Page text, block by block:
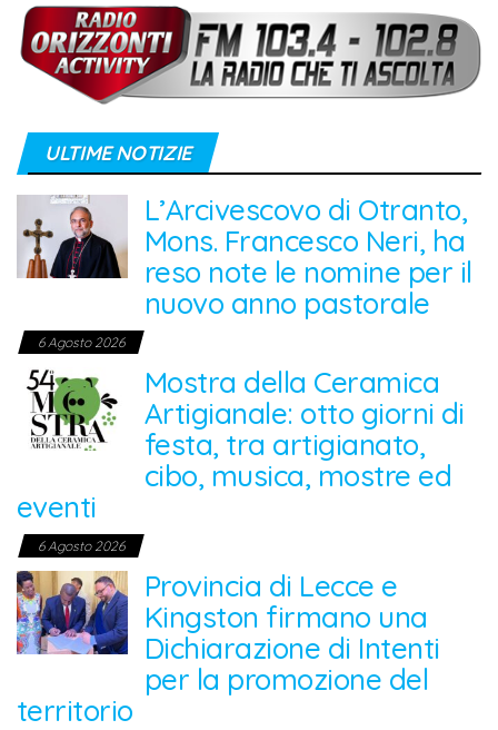
ULTIME NOTIZIE
L’Arcivescovo di Otranto,
Mons. Francesco Neri, ha
reso note le nomine per il
nuovo anno pastorale
6 Agosto 2026
Mostra della Ceramica
Artigianale: otto giorni di
festa, tra artigianato,
cibo, musica, mostre ed
eventi
6 Agosto 2026
Provincia di Lecce e
Kingston firmano una
Dichiarazione di Intenti
per la promozione del
territorio